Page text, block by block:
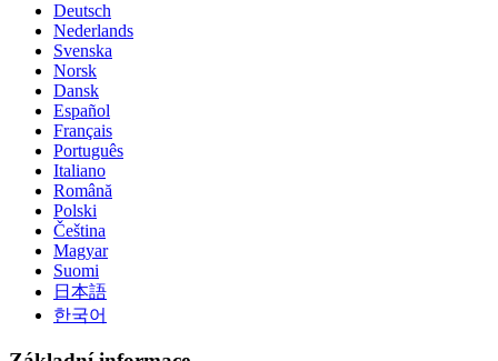
Deutsch
Nederlands
Svenska
Norsk
Dansk
Español
Français
Português
Italiano
Română
Polski
Čeština
Magyar
Suomi
日本語
한국어